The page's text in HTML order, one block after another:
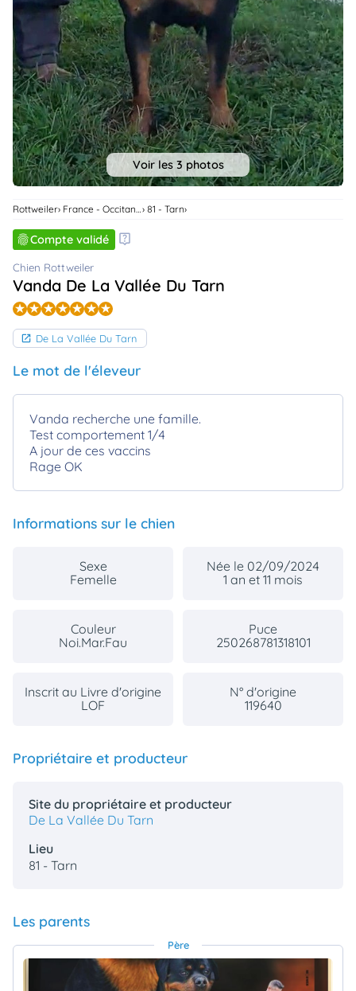
Connexion
Voir les 3 photos
Rottweiler France - Occitanie 81 - Tarn
Compte validé
Chien Rottweiler
Vanda De La Vallée Du Tarn
De La Vallée Du Tarn
Le mot de l'éleveur
Vanda recherche une famille.
Test comportement 1/4
A jour de ces vaccins
Rage OK
Informations sur le chien
Sexe
Femelle
Née le 02/09/2024
1 an et 11 mois
Couleur
Noi.Mar.Fau
Puce
250268781318101
Inscrit au Livre d'origine
LOF
N° d'origine
119640
Propriétaire et producteur
Site du propriétaire et producteur
De La Vallée Du Tarn
Lieu
81 - Tarn
Les parents
Père